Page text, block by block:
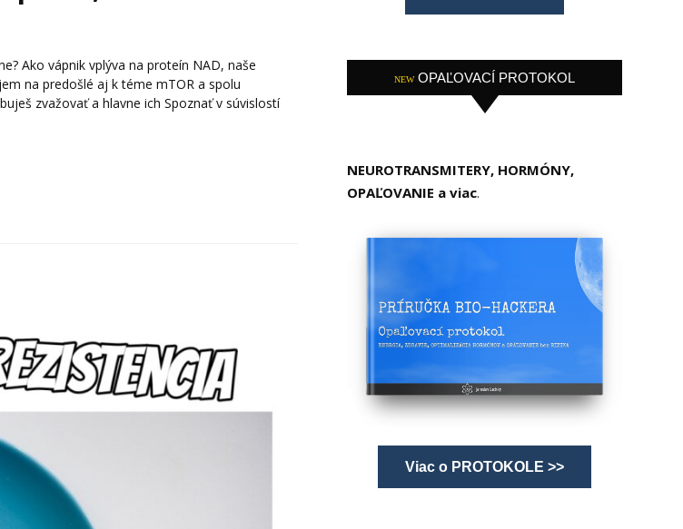
Ako vápnik vplýva na proteín NAD, naše
na predošlé aj k téme mTOR a spolu
zvažovať a hlavne ich Spoznať v súvislostí
NEW OPAĽOVACÍ PROTOKOL
NEUROTRANSMITERY, HORMÓNY,
OPAĽOVANIE a viac.
Viac o PROTOKOLE >>